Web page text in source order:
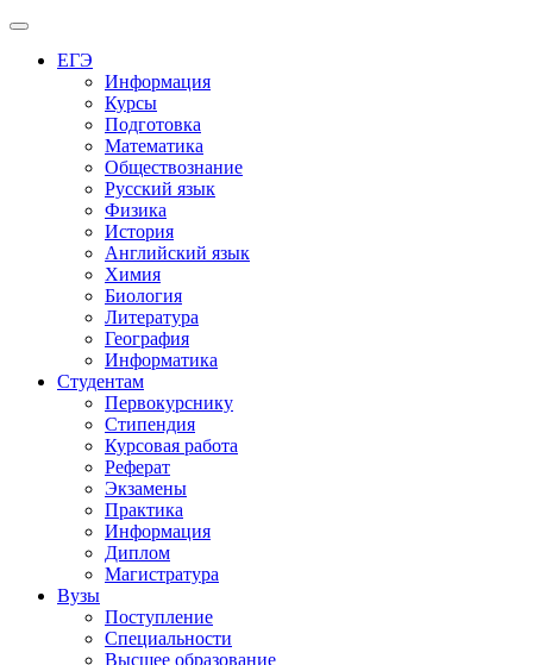
Меню
ЕГЭ
Информация
Курсы
Подготовка
Математика
Обществознание
Русский язык
Физика
История
Английский язык
Химия
Биология
Литература
География
Информатика
Студентам
Первокурснику
Стипендия
Курсовая работа
Реферат
Экзамены
Практика
Информация
Диплом
Магистратура
Вузы
Поступление
Специальности
Высшее образование